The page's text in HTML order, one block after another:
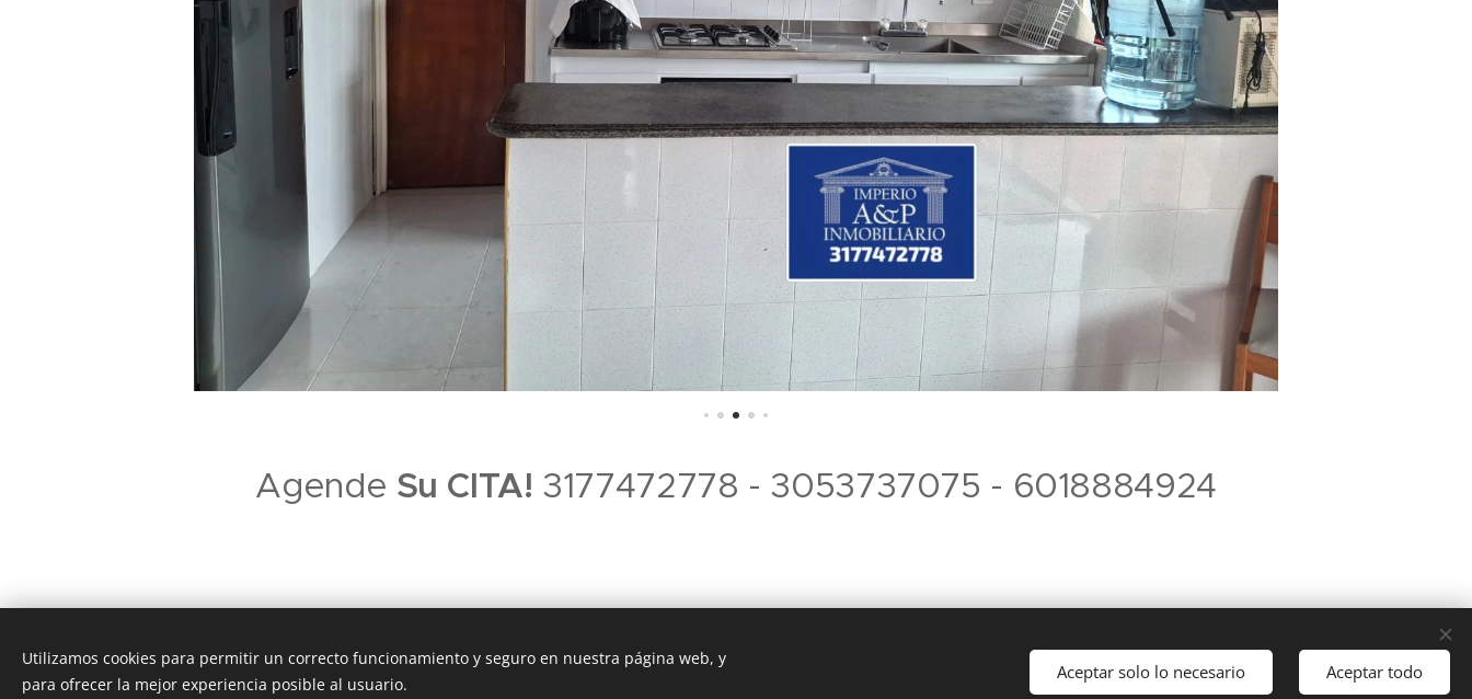
Agende Su CITA! 3177472778 - 3053737075 - 6018884924
Imperio A&P Inmobiliaria. Girardot-Cundinamarca
Utilizamos cookies para permitir un correcto funcionamiento y seguro en nuestra página web, y
para ofrecer la mejor experiencia posible al usuario.
Aceptar solo lo necesario Aceptar todo